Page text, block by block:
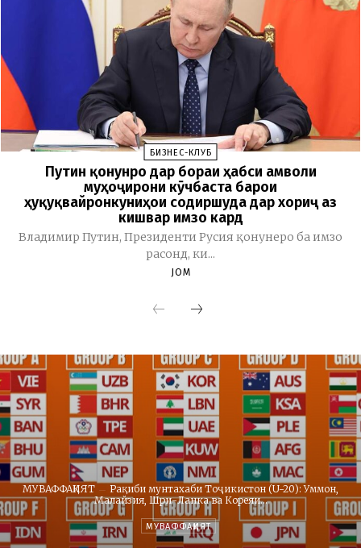
БИЗНЕС-КЛУБ
Путин қонунро дар бораи ҳабси амволи
муҳоҷирони кӯчбаста барои
ҳуқуқвайронкуниҳои содиршуда дар хориҷ аз
кишвар имзо кард
Владимир Путин, Президенти Русия қонунеро ба имзо
расонд, ки...
JOM